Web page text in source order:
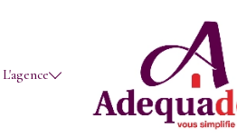
L'agence